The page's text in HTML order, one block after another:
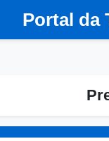
Portal da